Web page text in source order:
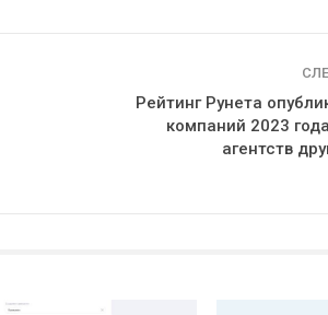
Рейтинг Рунета
компаний 2023
агентств